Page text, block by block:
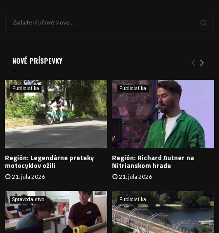
i
e
:
Y
H
D
A
N
NOVÉ PRÍSPEVKY
Publicistika
Región: Legendárne preteky
motocyklov ožili
21. júla 2026
Publicistika
Región: Richard Autner na
Nitrianskom hrade
21. júla 2026
Spravodajstvo Publicistika